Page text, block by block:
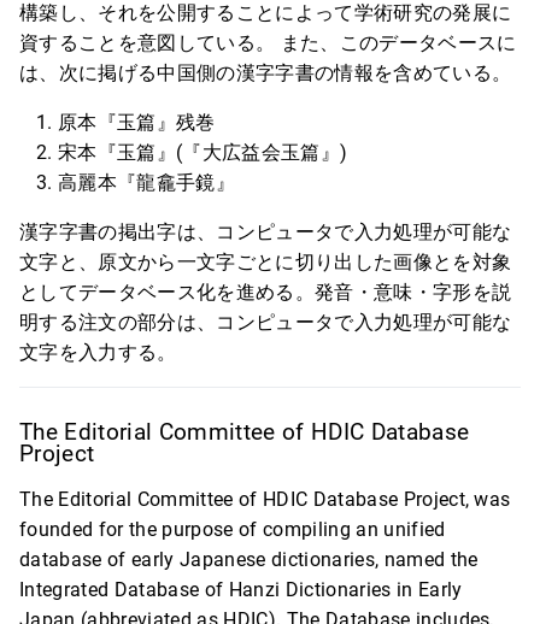
構築し、それを公開することによって学術研究の発展に
資することを意図している。 また、このデータベースに
は、次に掲げる中国側の漢字字書の情報を含めている。
原本『玉篇』残巻
宋本『玉篇』(『大広益会玉篇』)
高麗本『龍龕手鏡』
漢字字書の掲出字は、コンピュータで入力処理が可能な
文字と、原文から一文字ごとに切り出した画像とを対象
としてデータベース化を進める。発音・意味・字形を説
明する注文の部分は、コンピュータで入力処理が可能な
文字を入力する。
The Editorial Committee of HDIC Database
Project
The Editorial Committee of HDIC Database Project, was
founded for the purpose of compiling an unified
database of early Japanese dictionaries, named the
Integrated Database of Hanzi Dictionaries in Early